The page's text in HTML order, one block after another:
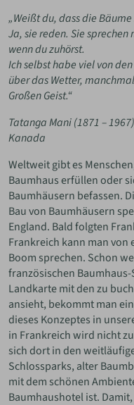
„Weißt du, dass die
Ja, sie reden. Sie
wenn du zuhörst.
Ich selbst habe viel von
über das Wetter,
Großen Geist.“
Tatanga Mani (1871 –
Kanada
Weltweit gibt es
Baumhaus erfüllen oder
Baumhäusern befassen.
Bau von Baumhäusern
England. Bald folgten
Frankreich kann man von
Boom sprechen. Schon
französischen
Landkarte mit den zu
ansieht, bekommt man
dieses Konzeptes in
in Frankreich wird nicht
sich dort in den
Schlossparks, alter
mit dem schönen
Baumhaushotel ist.